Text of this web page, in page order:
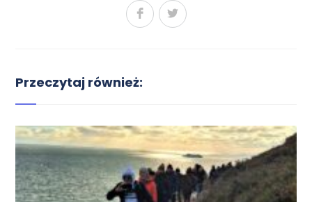
Przeczytaj również: